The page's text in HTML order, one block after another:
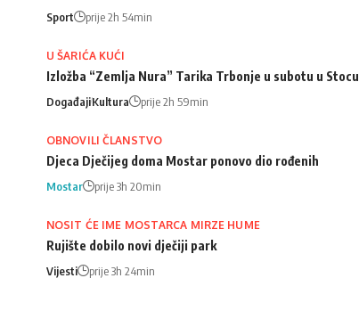
Sport prije 2h 54min
U ŠARIĆA KUĆI
Izložba “Zemlja Nura” Tarika Trbonje u subotu u Stocu
DogađajiKultura prije 2h 59min
OBNOVILI ČLANSTVO
Djeca Dječijeg doma Mostar ponovo dio rođenih
Mostar prije 3h 20min
NOSIT ĆE IME MOSTARCA MIRZE HUME
Rujište dobilo novi dječiji park
Vijesti prije 3h 24min